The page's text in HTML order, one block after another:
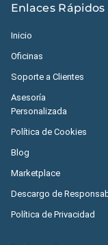
Enlaces Rápidos
Inicio
Oficinas
Soporte a Clientes
Asesoría
Personalizada
Política de Cookies
Blog
Marketplace
Descargo de
Política de Privacidad